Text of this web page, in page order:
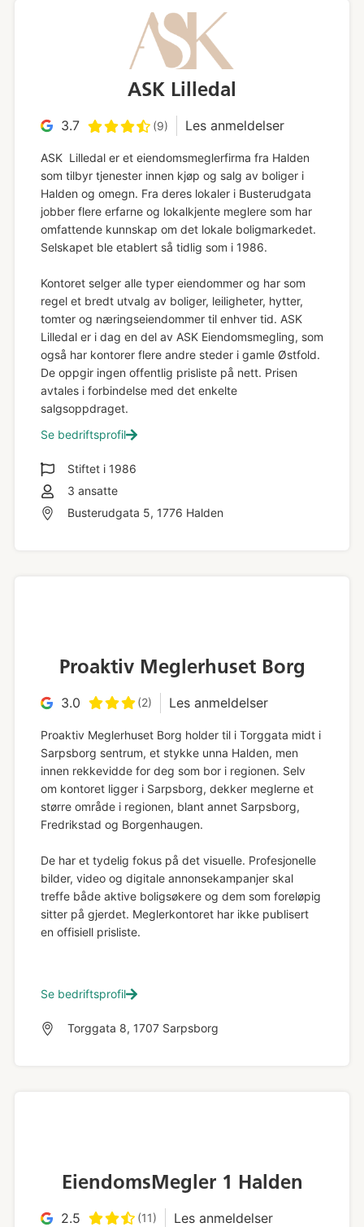
ASK Lilledal
3.7 (9) Les anmeldelser
ASK Lilledal er et eiendomsmeglerfirma fra Halden
som tilbyr tjenester innen kjøp og salg av boliger i
Halden og omegn. Fra deres lokaler i Busterudgata
jobber flere erfarne og lokalkjente meglere som har
omfattende kunnskap om det lokale boligmarkedet.
Selskapet ble etablert så tidlig som i 1986.
Kontoret selger alle typer eiendommer og har som
regel et bredt utvalg av boliger, leiligheter, hytter,
tomter og næringseiendommer til enhver tid. ASK
Lilledal er i dag en del av ASK Eiendomsmegling, som
også har kontorer flere andre steder i gamle Østfold.
De oppgir ingen offentlig prisliste på nett. Prisen
avtales i forbindelse med det enkelte
salgsoppdraget.
Se bedriftsprofil
Stiftet i 1986
3 ansatte
Busterudgata 5, 1776 Halden
Proaktiv Meglerhuset Borg
3.0 (2) Les anmeldelser
Proaktiv Meglerhuset Borg holder til i Torggata midt i
Sarpsborg sentrum, et stykke unna Halden, men
innen rekkevidde for deg som bor i regionen. Selv
om kontoret ligger i Sarpsborg, dekker meglerne et
større område i regionen, blant annet Sarpsborg,
Fredrikstad og Borgenhaugen.
De har et tydelig fokus på det visuelle. Profesjonelle
bilder, video og digitale annonsekampanjer skal
treffe både aktive boligsøkere og dem som foreløpig
sitter på gjerdet. Meglerkontoret har ikke publisert
en offisiell prisliste.
Se bedriftsprofil
Torggata 8, 1707 Sarpsborg
EiendomsMegler 1 Halden
2.5 (11) Les anmeldelser